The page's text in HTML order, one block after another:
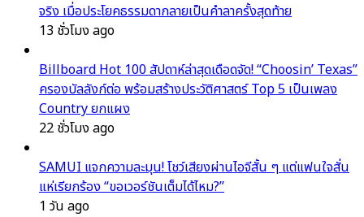
จริง เมื่อประโยคธรรมดากลายเป็นคำลาครั้งสุดท้าย
13 ชั่วโมง ago
Billboard Hot 100 สัปดาห์ล่าสุดเดือดจัด! “Choosin’ Texas”
ครองบัลลังก์ต่อ พร้อมสร้างประวัติศาสตร์ Top 5 เป็นเพลง
Country ยกแผง
22 ชั่วโมง ago
SAMUI แจกความละมุน! โชว์เสียงผ่านไอจีสั้น ๆ แต่แฟนใจสั่น
แห่เรียกร้อง “ขอเวอร์ชันเต็มได้ไหม?”
1 วัน ago